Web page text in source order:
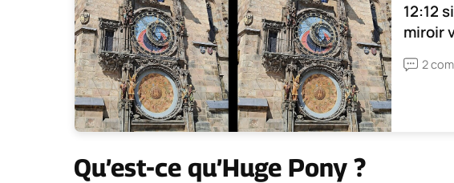
12:12
miroir
2
Qu’est-ce qu’Huge Pony ?